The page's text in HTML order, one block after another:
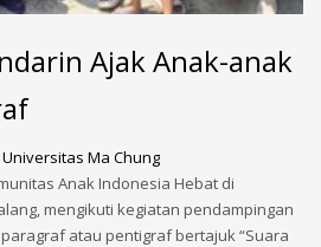
Ajak Anak-anak
Ma Chung
Anak Indonesia Hebat di
mengikuti kegiatan pendampingan
atau pentigraf bertajuk “Suara